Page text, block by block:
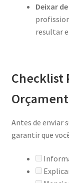
Deixar
resultar
Checklist
Antes de enviar
garantir que